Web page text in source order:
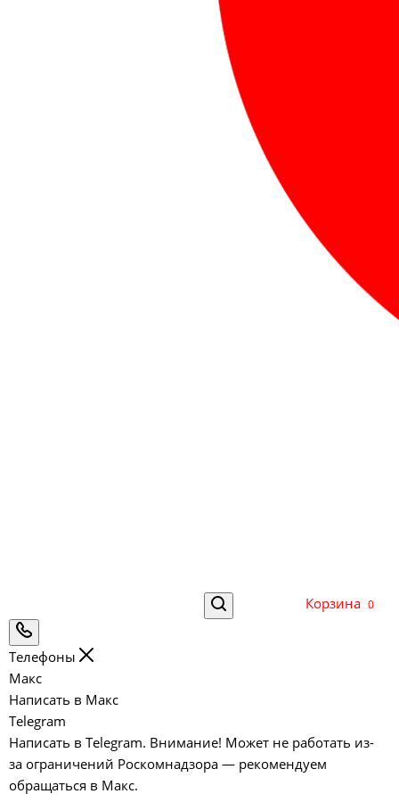
Корзина 0
Телефоны
Макс
Написать в Макс
Telegram
Написать в Telegram. Внимание! Может не работать из-
за ограничений Роскомнадзора — рекомендуем
обращаться в Макс.